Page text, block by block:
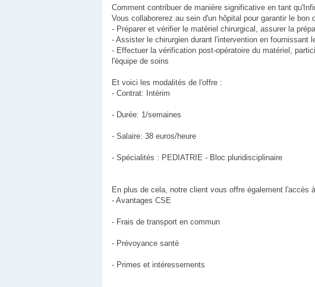
Comment contribuer de manière significative en tant
Vous collaborerez au sein d'un hôpital pour garantir le
- Préparer et vérifier le matériel chirurgical, assurer la
- Assister le chirurgien durant l'intervention en
- Effectuer la vérification post-opératoire du matériel,
l'équipe de soins
Et voici les modalités de l'offre :
- Contrat: Intérim
- Durée: 1/semaines
- Salaire: 38 euros/heure
- Spécialités : PEDIATRIE - Bloc pluridisciplinaire
En plus de cela, notre client vous offre également l'accès
- Avantages CSE
- Frais de transport en commun
- Prévoyance santé
- Primes et intéressements